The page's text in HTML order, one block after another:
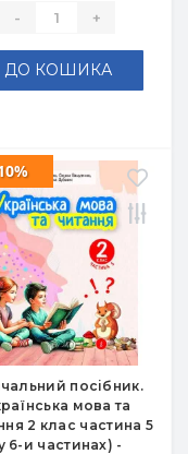
- +
ДО КОШИКА
посібник.
мова та
2 клас частина 5
6-и частинах) -